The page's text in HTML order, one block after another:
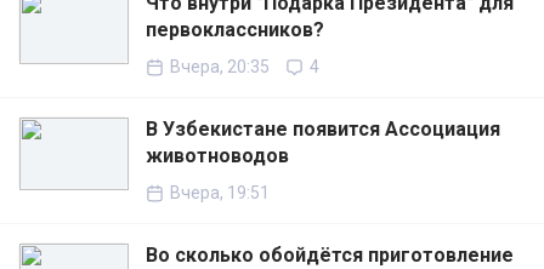
первоклассников?
Вчера, 20:35 4
В Узбекистане появится Ассоциация
животноводов
Вчера, 19:51
Во сколько обойдётся приготовление